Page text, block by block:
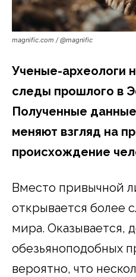
magnific.com / @magnific
Ученые-археологи
следы прошлого в
Полученные
меняют взгляд на
происхождение
Вместо привычной
открывается более
мира. Оказывается,
обезьяноподобных
вероятно, что